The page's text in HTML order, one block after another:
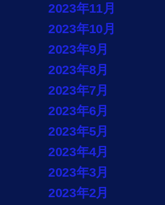
2023年11月
2023年10月
2023年9月
2023年8月
2023年7月
2023年6月
2023年5月
2023年4月
2023年3月
2023年2月